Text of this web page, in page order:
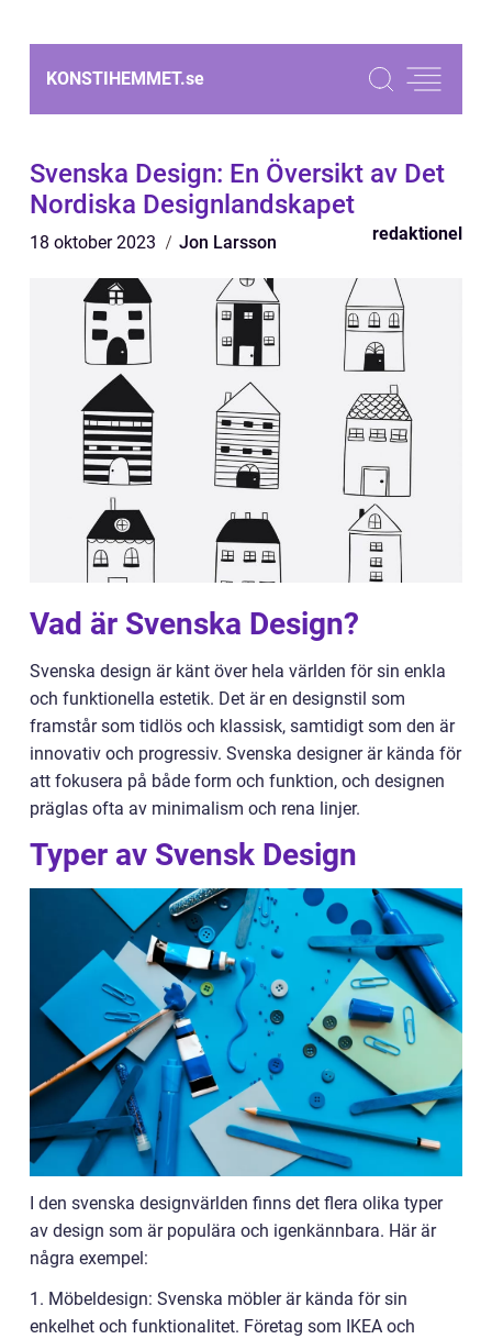
KONSTIHEMMET.se
Svenska Design: En Översikt av Det
Nordiska Designlandskapet
18 oktober 2023 Jon Larsson redaktionel
Vad är Svenska Design?
Svenska design är känt över hela världen för sin enkla
och funktionella estetik. Det är en designstil som
framstår som tidlös och klassisk, samtidigt som den är
innovativ och progressiv. Svenska designer är kända för
att fokusera på både form och funktion, och designen
präglas ofta av minimalism och rena linjer.
Typer av Svensk Design
I den svenska designvärlden finns det flera olika typer
av design som är populära och igenkännbara. Här är
några exempel:
1. Möbeldesign: Svenska möbler är kända för sin
enkelhet och funktionalitet. Företag som IKEA och